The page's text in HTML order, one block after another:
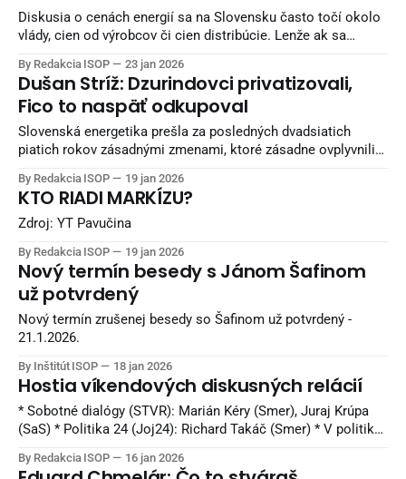
Diskusia o cenách energií sa na Slovensku často točí okolo
vlády, cien od výrobcov či cien distribúcie. Lenže ak sa
lacno a stabilne. Problém nevzniká u nás. Problém vzniká v
Bruseli, v jeho systéme emisných povoleniek, ktoré sú dnes
drahšie než samotná
By Redakcia ISOP 23 jan 2026
Dušan Stríž: Dzurindovci privatizovali,
Fico to naspäť odkupoval
Slovenská energetika prešla za posledných dvadsiatich
piatich rokov zásadnými zmenami, ktoré zásadne ovplyvnili
Keď sa dnes pozeráme na to, kto vlastní strategické
elektrárne a koľko z energetických ziskov zostáva na
Slovensku, výsledok je jednoznačný – rozhodujúce podiely
By Redakcia ISOP 19 jan 2026
KTO RIADI MARKÍZU?
Zdroj: YT Pavučina
By Redakcia ISOP 19 jan 2026
Nový termín besedy s Jánom Šafinom
už potvrdený
Nový termín zrušenej besedy so Šafinom už potvrdený -
21.1.2026.
By Inštitút ISOP 18 jan 2026
Hostia víkendových diskusných relácií
* Sobotné dialógy (STVR): Marián Kéry (Smer), Juraj Krúpa
(SaS) * Politika 24 (Joj24): Richard Takáč (Smer) * V politike
(STVR): Matúš Šutaj Eštok (Hlas), Ivan Korčok (PS) Zdroj:
By Redakcia ISOP 16 jan 2026